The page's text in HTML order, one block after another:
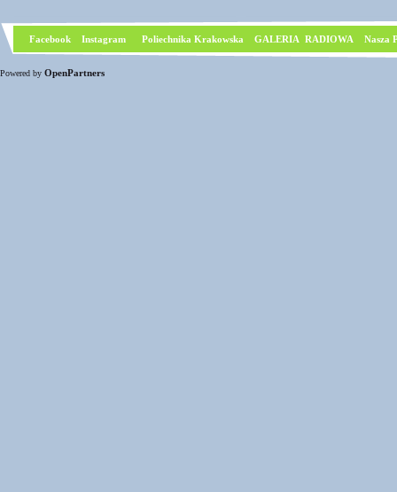
Facebook Instagram Poliechnika Krakowska GALERIA RADIOWA Nasza
Powered by OpenPartners